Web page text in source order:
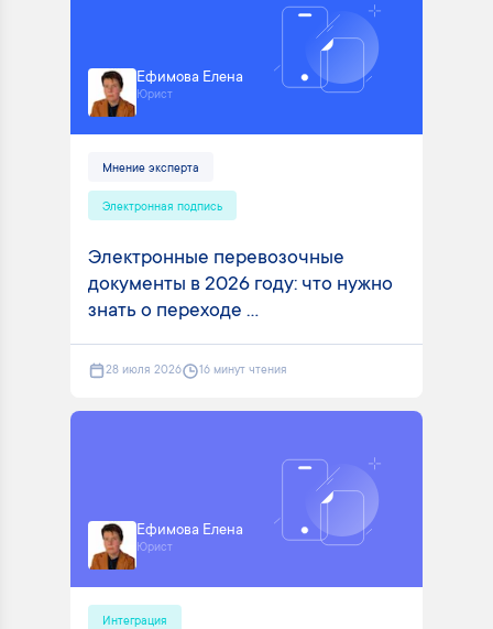
Ефимова Елена
Юрист
Мнение эксперта
Электронная подпись
Электронные перевозочные
документы в 2026 году: что нужно
знать о переходе ...
28 июля 2026 16 минут чтения
Ефимова Елена
Юрист
Интеграция